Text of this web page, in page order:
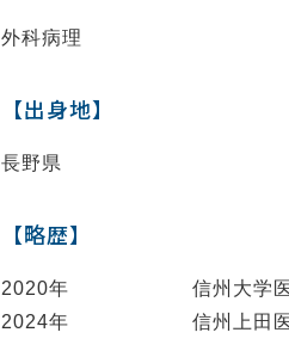
外科病理
【出身地】
長野県
【略歴】
2020年
信州大学
2024年
信州上田